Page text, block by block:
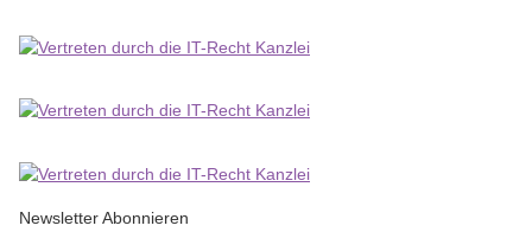
Newsletter Abonnieren